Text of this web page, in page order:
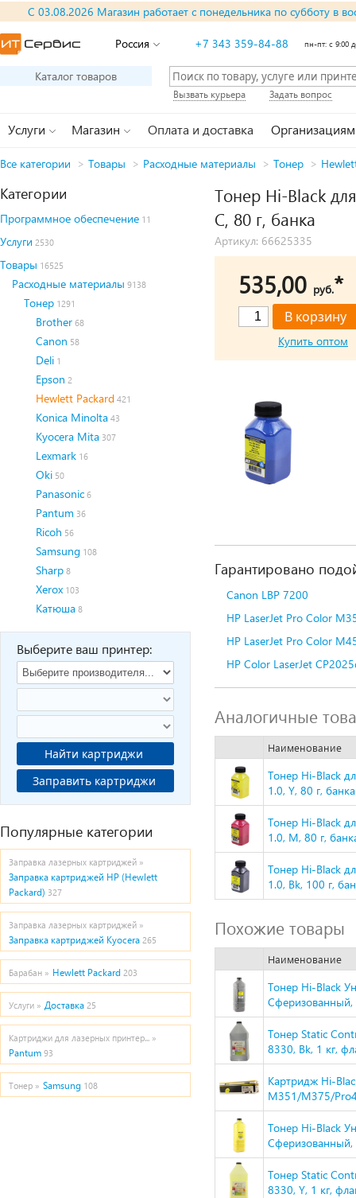
С 03.08.2026 Магазин работает с понедельника по субботу в
Россия +7 343 359-84-88 пн-пт: с 9:00
Каталог товаров
Вызвать курьера Задать вопрос
Услуги Магазин Оплата и доставка Организациям
Все категории > Товары > Расходные материалы > Тонер >
Категории
Программное обеспечение 11
Услуги 2530
Товары 16525
Расходные материалы 9138
Тонер 1291
Brother 68
Canon 58
Deli 1
Epson 2
Hewlett Packard 421
Konica Minolta 43
Kyocera Mita 307
Lexmark 16
Oki 50
Panasonic 6
Pantum 36
Ricoh 56
Samsung 108
Sharp 8
Xerox 103
Катюша 8
Выберите ваш принтер:
Найти картриджи
Заправить картриджи
Популярные категории
Заправка лазерных картриджей »
Заправка картриджей HP (Hewlett
Packard) 327
Заправка лазерных картриджей »
Заправка картриджей Kyocera 265
Барабан » Hewlett Packard 203
Услуги » Доставка 25
Картриджи для лазерных принтер... »
Pantum 93
Тонер » Samsung 108
Тонер Hi-Black
C, 80 г, банка
Артикул: 66625335
535,00 руб.*
Купить оптом
Гарантировано
Canon LBP 7200
HP LaserJet Pro Color
HP LaserJet Pro Color
HP Color LaserJet
Аналогичные
Наименование
Тонер Hi-Black
1.0, Y, 80 г, банка
Тонер Hi-Black
1.0, M, 80 г,
Тонер Hi-Black
1.0, Bk, 100 г,
Похожие товары
Наименование
Тонер Hi-Black
Сферизованный,
Тонер Static
8330, Bk, 1 кг,
Картридж Hi-
M351/M375/
Тонер Hi-Black
Сферизованный,
Тонер Static
8330, Y, 1 кг,